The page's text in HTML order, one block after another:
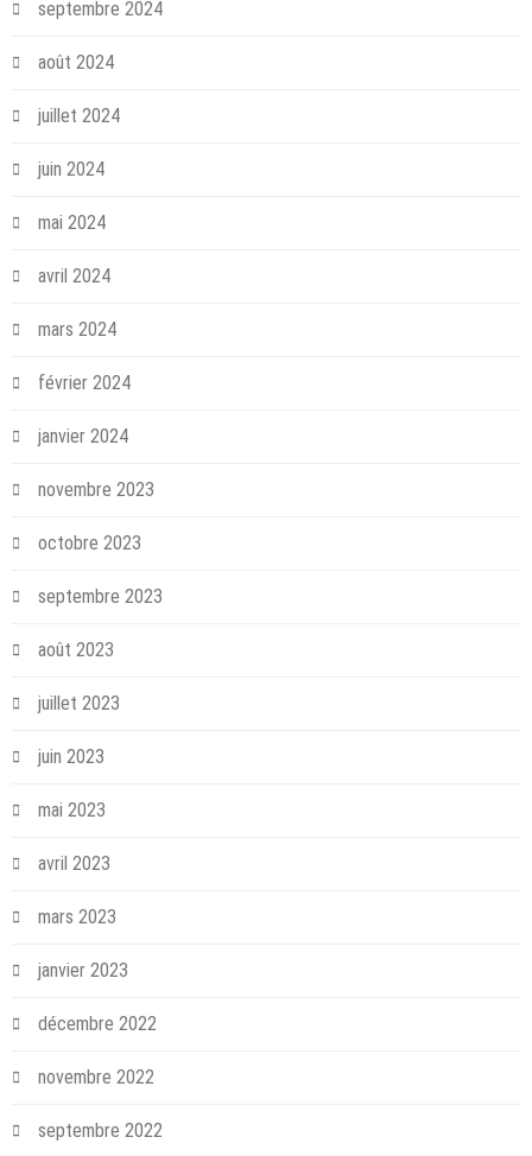
septembre 2024
août 2024
juillet 2024
juin 2024
mai 2024
avril 2024
mars 2024
février 2024
janvier 2024
novembre 2023
octobre 2023
septembre 2023
août 2023
juillet 2023
juin 2023
mai 2023
avril 2023
mars 2023
janvier 2023
décembre 2022
novembre 2022
septembre 2022